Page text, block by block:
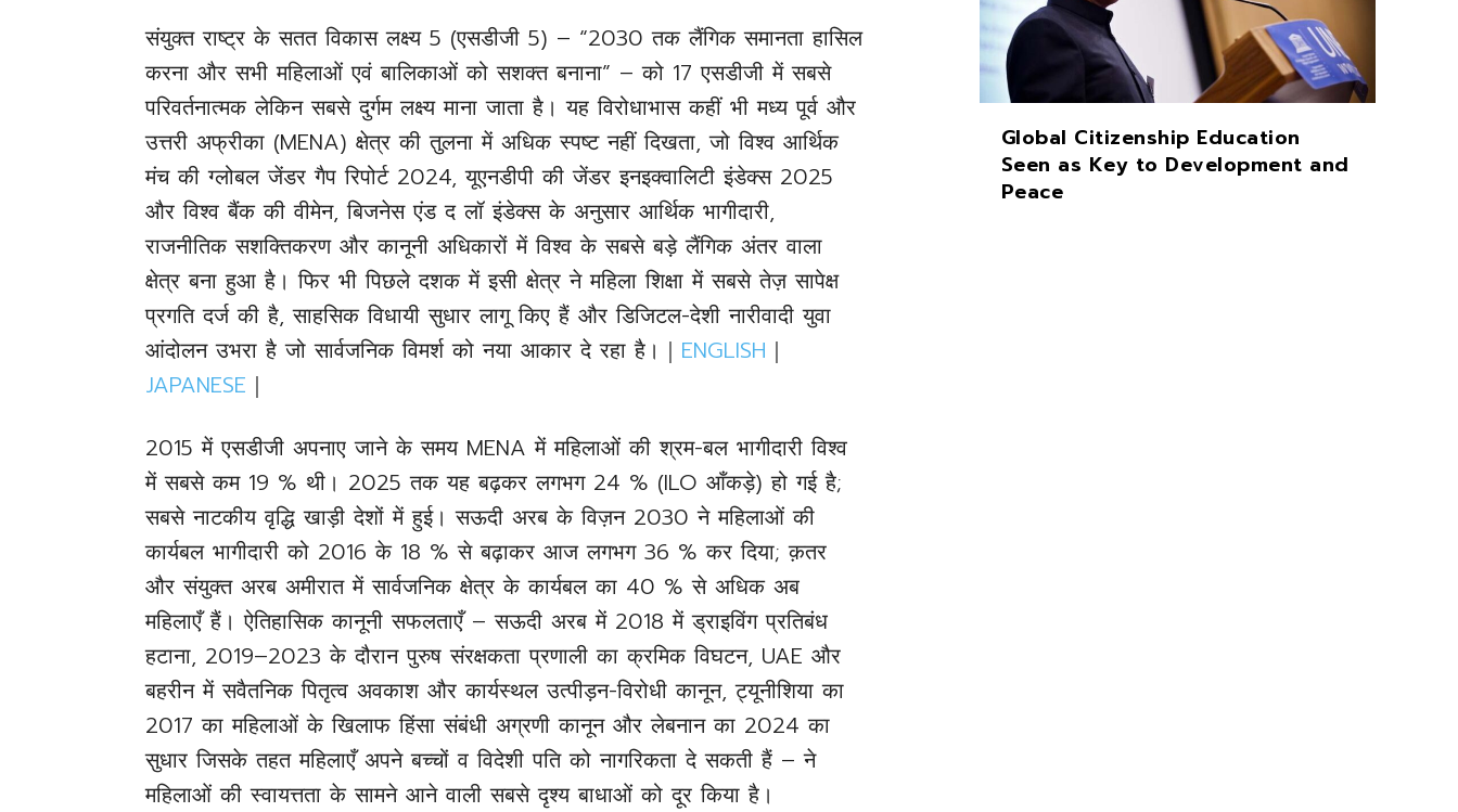
संयुक्त राष्ट्र के सतत विकास लक्ष्य 5 (एसडीजी 5) – “2030 तक लैंगिक समानता हासिल
करना और सभी महिलाओं एवं बालिकाओं को सशक्त बनाना” – को 17 एसडीजी में सबसे
परिवर्तनात्मक लेकिन सबसे दुर्गम लक्ष्य माना जाता है। यह विरोधाभास कहीं भी मध्य पूर्व और
उत्तरी अफ्रीका (MENA) क्षेत्र की तुलना में अधिक स्पष्ट नहीं दिखता, जो विश्व आर्थिक
मंच की ग्लोबल जेंडर गैप रिपोर्ट 2024, यूएनडीपी की जेंडर इनइक्वालिटी इंडेक्स 2025
और विश्व बैंक की वीमेन, बिजनेस एंड द लॉ इंडेक्स के अनुसार आर्थिक भागीदारी,
राजनीतिक सशक्तिकरण और कानूनी अधिकारों में विश्व के सबसे बड़े लैंगिक अंतर वाला
क्षेत्र बना हुआ है। फिर भी पिछले दशक में इसी क्षेत्र ने महिला शिक्षा में सबसे तेज़ सापेक्ष
प्रगति दर्ज की है, साहसिक विधायी सुधार लागू किए हैं और डिजिटल-देशी नारीवादी युवा
आंदोलन उभरा है जो सार्वजनिक विमर्श को नया आकार दे रहा है।｜ ENGLISH ｜
JAPANESE ｜
2015 में एसडीजी अपनाए जाने के समय MENA में महिलाओं की श्रम-बल भागीदारी विश्व
में सबसे कम 19 % थी। 2025 तक यह बढ़कर लगभग 24 % (ILO आँकड़े) हो गई है;
सबसे नाटकीय वृद्धि खाड़ी देशों में हुई। सऊदी अरब के विज़न 2030 ने महिलाओं की
कार्यबल भागीदारी को 2016 के 18 % से बढ़ाकर आज लगभग 36 % कर दिया; क़तर
और संयुक्त अरब अमीरात में सार्वजनिक क्षेत्र के कार्यबल का 40 % से अधिक अब
महिलाएँ हैं। ऐतिहासिक कानूनी सफलताएँ – सऊदी अरब में 2018 में ड्राइविंग प्रतिबंध
हटाना, 2019–2023 के दौरान पुरुष संरक्षकता प्रणाली का क्रमिक विघटन, UAE और
बहरीन में सवैतनिक पितृत्व अवकाश और कार्यस्थल उत्पीड़न-विरोधी कानून, ट्यूनीशिया का
2017 का महिलाओं के खिलाफ हिंसा संबंधी अग्रणी कानून और लेबनान का 2024 का
सुधार जिसके तहत महिलाएँ अपने बच्चों व विदेशी पति को नागरिकता दे सकती हैं – ने
महिलाओं की स्वायत्तता के सामने आने वाली सबसे दृश्य बाधाओं को दूर किया है।
Global Citizenship Education
Seen as Key to Development and
Peace